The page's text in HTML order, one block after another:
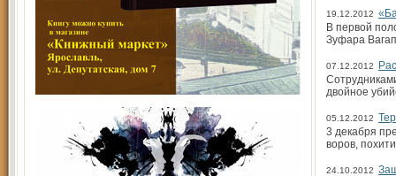
19.12.2012
В первой
Зуфара
07.12.2012
двойное
05.12.2012
3 декабря
воров,
24.10.2012